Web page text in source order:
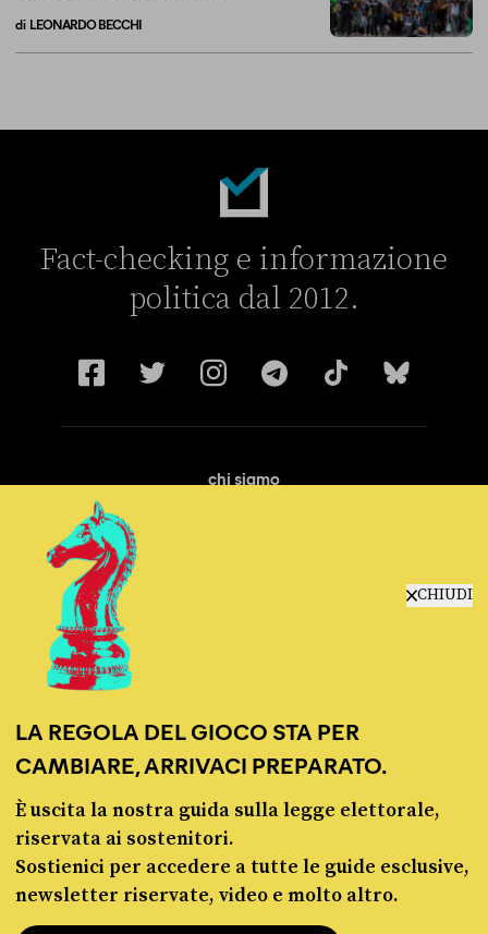
CHIUDI
LA REGOLA DEL GIOCO STA PER
CAMBIARE, ARRIVACI PREPARATO.
È uscita la nostra guida sulla legge elettorale,
riservata ai sostenitori.
Sostienici per accedere a tutte le guide esclusive,
newsletter riservate, video e molto altro.
di LEONARDO BECCHI
Fact-checking e informazione
politica dal 2012.
chi siamo
© Pagella Politica 2012 - 2026
Pagella Politica è una testata registrata presso il Tribunale di Milano, n. 55 del 8
marzo 2021. ISSN 2974-9387